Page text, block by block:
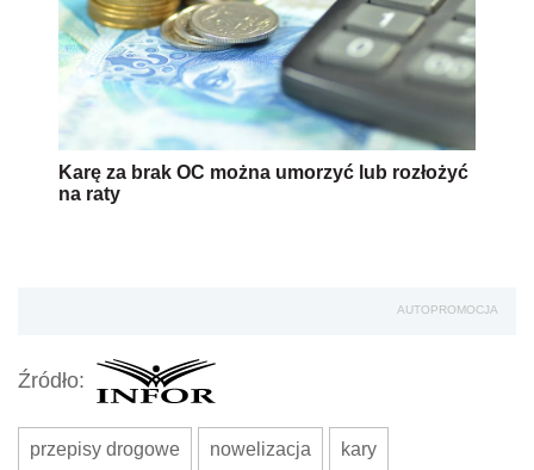
Karę za brak OC można umorzyć lub rozłożyć
na raty
AUTOPROMOCJA
Źródło:
przepisy drogowe nowelizacja kary